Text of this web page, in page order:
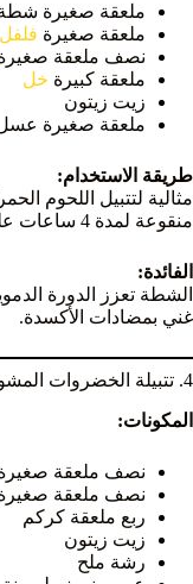
ملعقة صغيرة
ملعقة صغيرة
نصف ملعقة
ملعقة كبيرة خل
زيت زيتون
ملعقة صغيرة عسل
طريقة الاستخدام:
مثالية لتتبيل اللحوم
منقوعة لمدة 4 ساعات على الأقل.
الفائدة:
الشطة تعزز الدورة
غني بمضادات الأكسدة.
4. تتبيلة الخضروات المشوية
المكونات:
نصف ملعقة
نصف ملعقة
ربع ملعقة كركم
زيت زيتون
رشة ملح